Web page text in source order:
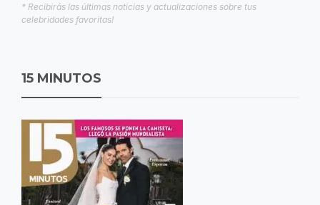
* Recibirás las últimas noticias y actualizaciones sobre tus
celebridades favoritas!
15 MINUTOS